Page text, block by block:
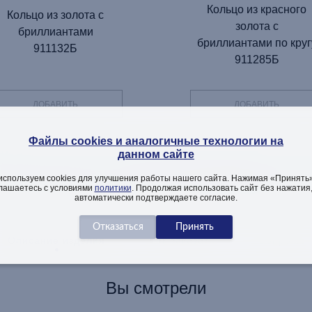
Кольцо из золота с
бриллиантами
911132Б
ДОБАВИТЬ
Кольцо из красного
золота с
бриллиантами по
911285Б
ДОБАВИТЬ
ИНФОРМАЦИЯ
Описание изделия Как заказать
Вы смотрели
Файлы cookies и аналогичные технологии на
данном сайте
cookies для улучшения работы нашего сайта. Нажимая
с условиями политики . Продолжая использовать сайт без
автоматически подтверждаете согласие.